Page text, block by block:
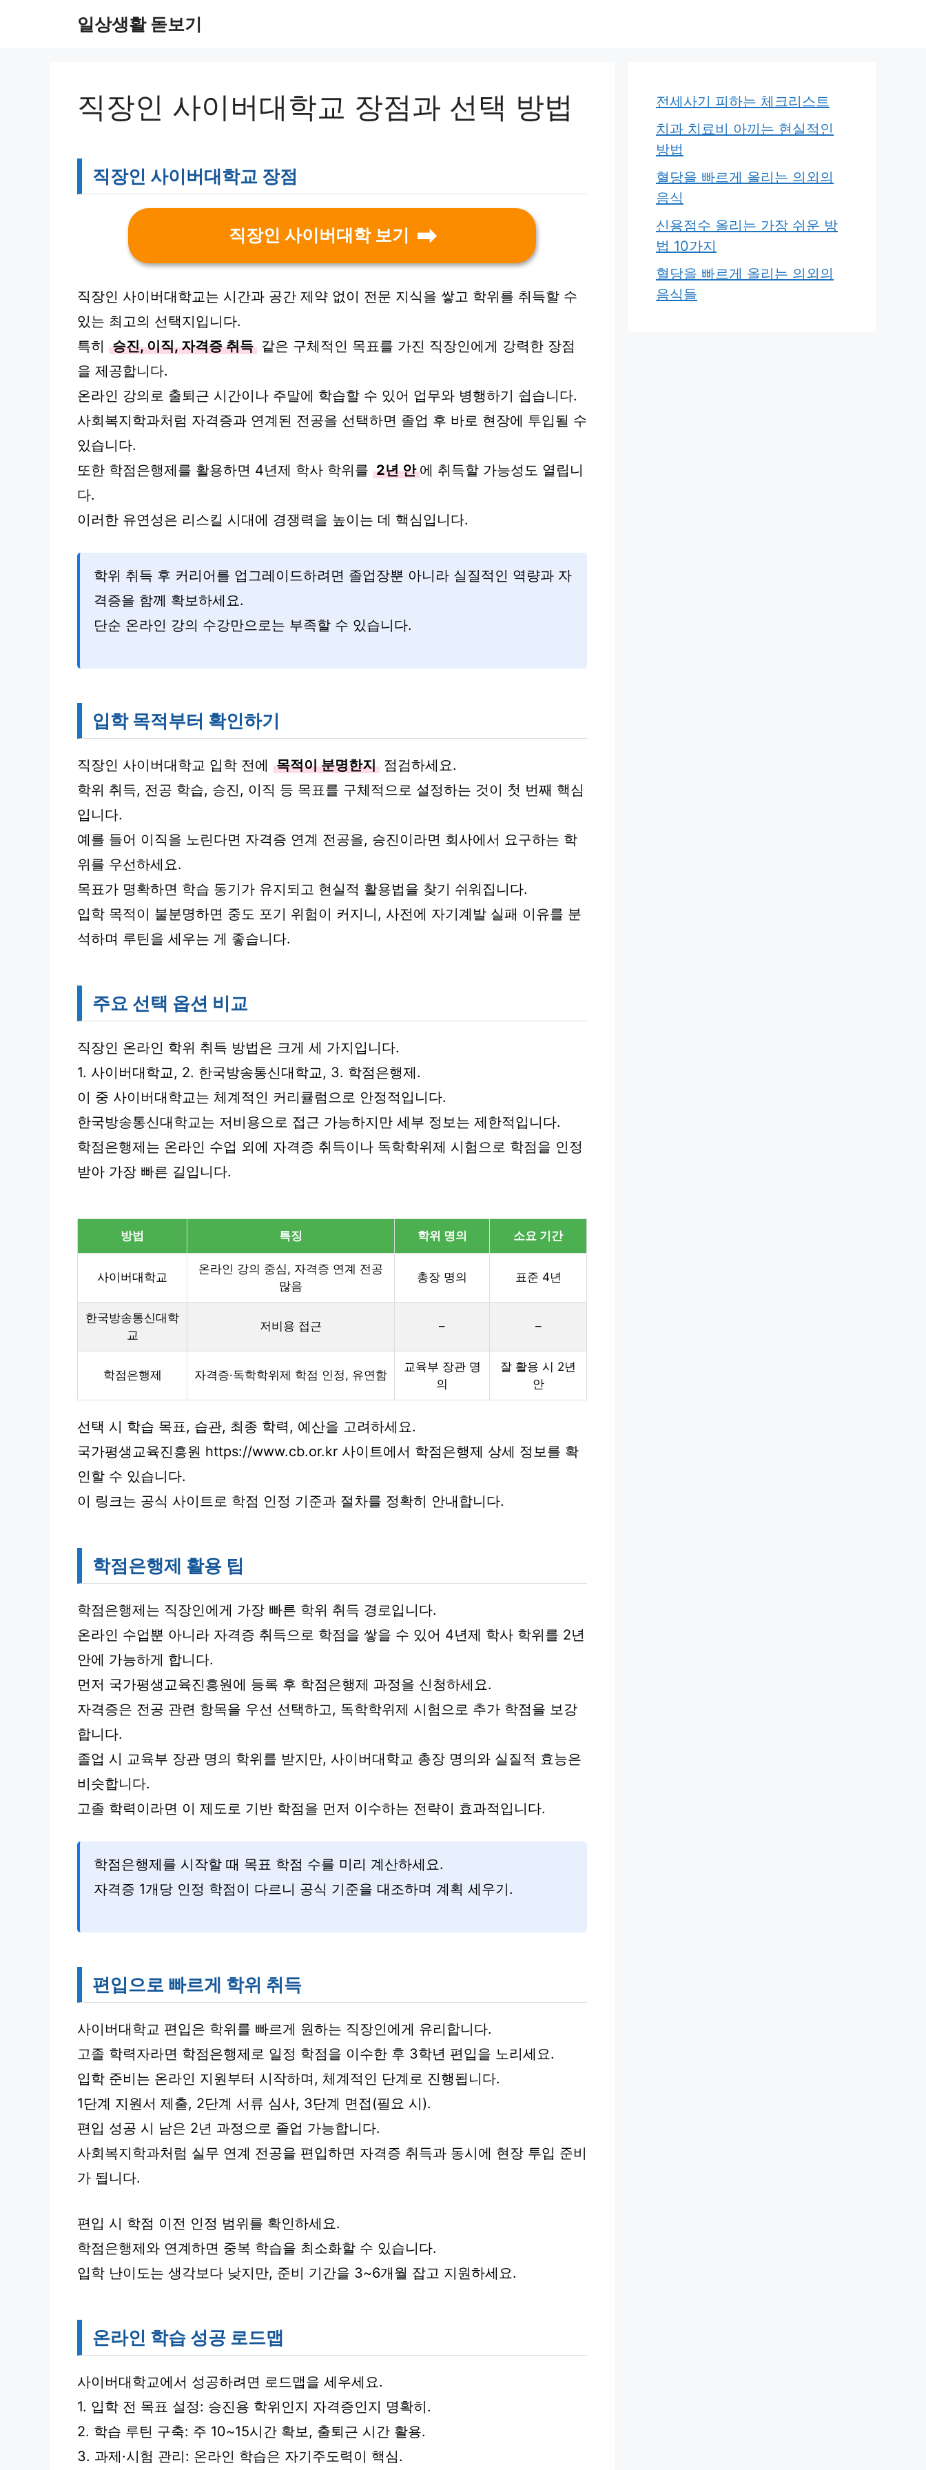
일상생활 돋보기
직장인 사이버대학교 장점과 선택 방법
직장인 사이버대학교 장점
직장인 사이버대학 보기
직장인 사이버대학교는 시간과 공간 제약 없이 전문 지식을 쌓고 학위를 취득할 수
있는 최고의 선택지입니다.
특히 승진, 이직, 자격증 취득 같은 구체적인 목표를 가진 직장인에게 강력한 장점
을 제공합니다.
온라인 강의로 출퇴근 시간이나 주말에 학습할 수 있어 업무와 병행하기 쉽습니다.
사회복지학과처럼 자격증과 연계된 전공을 선택하면 졸업 후 바로 현장에 투입될 수
있습니다.
또한 학점은행제를 활용하면 4년제 학사 학위를 2년 안 에 취득할 가능성도 열립니
다.
이러한 유연성은 리스킬 시대에 경쟁력을 높이는 데 핵심입니다.
학위 취득 후 커리어를 업그레이드하려면 졸업장뿐 아니라 실질적인 역량과 자
격증을 함께 확보하세요.
단순 온라인 강의 수강만으로는 부족할 수 있습니다.
입학 목적부터 확인하기
직장인 사이버대학교 입학 전에 목적이 분명한지 점검하세요.
학위 취득, 전공 학습, 승진, 이직 등 목표를 구체적으로 설정하는 것이 첫 번째 핵심
입니다.
예를 들어 이직을 노린다면 자격증 연계 전공을, 승진이라면 회사에서 요구하는 학
위를 우선하세요.
목표가 명확하면 학습 동기가 유지되고 현실적 활용법을 찾기 쉬워집니다.
입학 목적이 불분명하면 중도 포기 위험이 커지니, 사전에 자기계발 실패 이유를 분
석하며 루틴을 세우는 게 좋습니다.
주요 선택 옵션 비교
직장인 온라인 학위 취득 방법은 크게 세 가지입니다.
1. 사이버대학교, 2. 한국방송통신대학교, 3. 학점은행제.
이 중 사이버대학교는 체계적인 커리큘럼으로 안정적입니다.
한국방송통신대학교는 저비용으로 접근 가능하지만 세부 정보는 제한적입니다.
학점은행제는 온라인 수업 외에 자격증 취득이나 독학학위제 시험으로 학점을 인정
받아 가장 빠른 길입니다.
방법 특징 학위 명의 소요 기간
사이버대학교
온라인 강의 중심, 자격증 연계 전공
많음
총장 명의 표준 4년
한국방송통신대학
교
저비용 접근 – –
학점은행제 자격증·독학학위제 학점 인정, 유연함
교육부 장관 명
의
잘 활용 시 2년
안
선택 시 학습 목표, 습관, 최종 학력, 예산을 고려하세요.
국가평생교육진흥원 https://www.cb.or.kr 사이트에서 학점은행제 상세 정보를 확
인할 수 있습니다.
이 링크는 공식 사이트로 학점 인정 기준과 절차를 정확히 안내합니다.
학점은행제 활용 팁
학점은행제는 직장인에게 가장 빠른 학위 취득 경로입니다.
온라인 수업뿐 아니라 자격증 취득으로 학점을 쌓을 수 있어 4년제 학사 학위를 2년
안에 가능하게 합니다.
먼저 국가평생교육진흥원에 등록 후 학점은행제 과정을 신청하세요.
자격증은 전공 관련 항목을 우선 선택하고, 독학학위제 시험으로 추가 학점을 보강
합니다.
졸업 시 교육부 장관 명의 학위를 받지만, 사이버대학교 총장 명의와 실질적 효능은
비슷합니다.
고졸 학력이라면 이 제도로 기반 학점을 먼저 이수하는 전략이 효과적입니다.
학점은행제를 시작할 때 목표 학점 수를 미리 계산하세요.
자격증 1개당 인정 학점이 다르니 공식 기준을 대조하며 계획 세우기.
편입으로 빠르게 학위 취득
사이버대학교 편입은 학위를 빠르게 원하는 직장인에게 유리합니다.
고졸 학력자라면 학점은행제로 일정 학점을 이수한 후 3학년 편입을 노리세요.
입학 준비는 온라인 지원부터 시작하며, 체계적인 단계로 진행됩니다.
1단계 지원서 제출, 2단계 서류 심사, 3단계 면접(필요 시).
편입 성공 시 남은 2년 과정으로 졸업 가능합니다.
사회복지학과처럼 실무 연계 전공을 편입하면 자격증 취득과 동시에 현장 투입 준비
가 됩니다.
편입 시 학점 이전 인정 범위를 확인하세요.
학점은행제와 연계하면 중복 학습을 최소화할 수 있습니다.
입학 난이도는 생각보다 낮지만, 준비 기간을 3~6개월 잡고 지원하세요.
온라인 학습 성공 로드맵
사이버대학교에서 성공하려면 로드맵을 세우세요.
1. 입학 전 목표 설정: 승진용 학위인지 자격증인지 명확히.
2. 학습 루틴 구축: 주 10~15시간 확보, 출퇴근 시간 활용.
3. 과제·시험 관리: 온라인 학습은 자기주도력이 핵심.
전세사기 피하는 체크리스트
치과 치료비 아끼는 현실적인
방법
혈당을 빠르게 올리는 의외의
음식
신용점수 올리는 가장 쉬운 방
법 10가지
혈당을 빠르게 올리는 의외의
음식들